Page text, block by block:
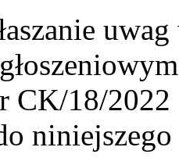
CK/18/